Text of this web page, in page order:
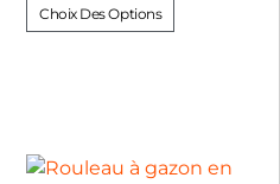
Choix Des Options